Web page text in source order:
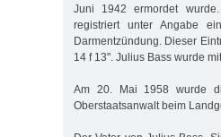
Juni 1942 ermordet
registriert unter Angabe
Darmentzündung. Dieser
14 f 13". Julius Bass wurde
Am 20. Mai 1958 wurde
Oberstaatsanwalt beim